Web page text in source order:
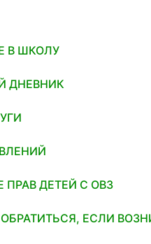
В ШКОЛУ
ДНЕВНИК
ПРАВ ДЕТЕЙ С ОВЗ
ЕСЛИ